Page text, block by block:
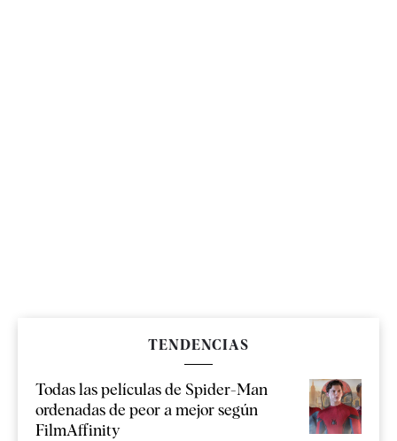
TENDENCIAS
Todas las películas de Spider-Man
ordenadas de peor a mejor según
FilmAffinity